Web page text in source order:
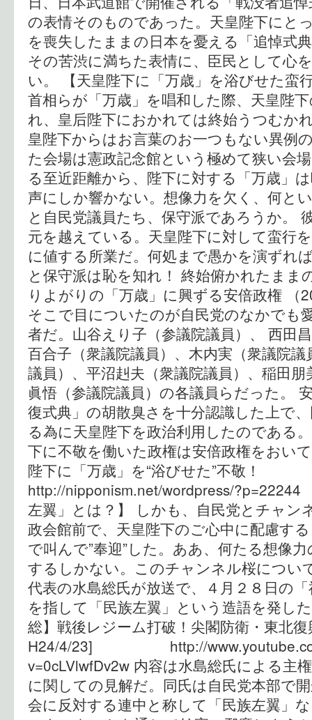
の表情そのものであった。天皇陛下にと
を喪失したままの日本を憂える「追悼式
その苦渋に満ちた表情に、臣民として心
い。 【天皇陛下に「万歳」を浴びせた蛮
首相らが「万歳」を唱和した際、天皇陛
れ、皇后陛下におかれては終始うつむか
皇陛下からはお言葉のお一つもない異例
た会場は憲政記念館という極めて狭い会
る至近距離から、陛下に対する「万歳」
声にしか響かない。想像力を欠く、何と
と自民党議員たち、保守派であろうか。
元を越えている。天皇陛下に対して蛮行
に値する所業だ。何処まで愚かを演ずれ
と保守派は恥を知れ！ 終始俯かれたまま
りよがりの「万歳」に興ずる安倍政権 （
そこで目についたのが自民党のなかでも
者だ。山谷えり子（参議院議員）、 西田
百合子（衆議院議員）、木内実（衆議院
議員）、平沼赳夫（衆議院議員）、稲田
眞悟（参議院議員）の各議員らだった。
復式典」の胡散臭さを十分認識した上で
る為に天皇陛下を政治利用したのである
下に不敬を働いた政権は安倍政権をおい
陛下に「万歳」を“浴びせた”不敬
http://nipponism.net/wordpress/?p=22244
左翼」とは？】 しかも、自民党とチャン
政会館前で、天皇陛下のご心中に配慮す
で叫んで”奉迎”した。ああ、何たる想像
するしかない。このチャンネル桜につい
代表の水島総氏が放送で、４月２８日の
を指して「民族左翼」という造語を発し
総】戦後レジーム打破！尖閣防衛・東北
H24/4/23] http://
v=0cLVlwfDv2w 内容は水島総氏による主
に関しての見解だ。同氏は自民党本部で
会に反対する連中と称して「民族左翼」